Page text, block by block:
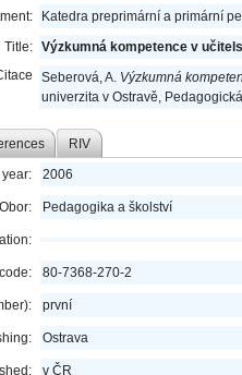
Katedra preprimární a primární
Title: Výzkumná kompetence v
Seberová, A. Výzkumná
univerzita v Ostravě,
RIV
2006
Obor: Pedagogika a školství
80-7368-270-2
první
Ostrava
v ČR